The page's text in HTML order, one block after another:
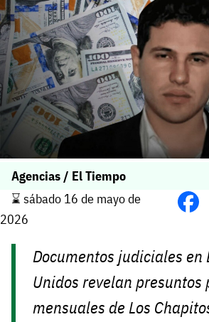
Agencias / El Tiempo
⌛️ sábado 16 de mayo de
2026
Documentos judiciales en
Unidos revelan presuntos
mensuales de Los